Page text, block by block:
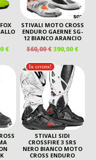
€.
€IL
ATTUALE
260,00 €.
STIVALI MOTO CROSS
ENDURO GAERNE SG-
12 BIANCO ARANCIO
560,00€ IL
ORIGINALE
ERA:
560,00 €.
390,00€IL
In offerta!
STIVALI SIDI
CROSSFIRE 3 SRS
NERO BIANCO MOTO
CROSS ENDURO